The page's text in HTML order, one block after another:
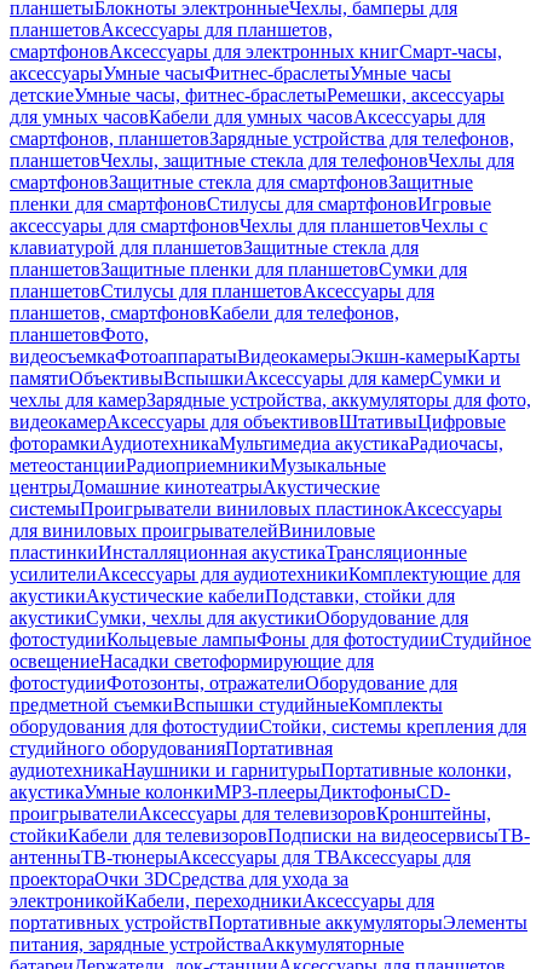
планшетыБлокноты электронныеЧехлы, бамперы для
планшетовАксессуары для планшетов,
смартфоновАксессуары для электронных книгСмарт-часы,
аксессуарыУмные часыФитнес-браслетыУмные часы
детскиеУмные часы, фитнес-браслетыРемешки, аксессуары
для умных часовКабели для умных часовАксессуары для
смартфонов, планшетовЗарядные устройства для телефонов,
планшетовЧехлы, защитные стекла для телефоновЧехлы для
смартфоновЗащитные стекла для смартфоновЗащитные
пленки для смартфоновСтилусы для смартфоновИгровые
аксессуары для смартфоновЧехлы для планшетовЧехлы с
клавиатурой для планшетовЗащитные стекла для
планшетовЗащитные пленки для планшетовСумки для
планшетовСтилусы для планшетовАксессуары для
планшетов, смартфоновКабели для телефонов,
планшетовФото,
видеосъемкаФотоаппаратыВидеокамерыЭкшн-камерыКарты
памятиОбъективыВспышкиАксессуары для камерСумки и
чехлы для камерЗарядные устройства, аккумуляторы для фото,
видеокамерАксессуары для объективовШтативыЦифровые
фоторамкиАудиотехникаМультимедиа акустикаРадиочасы,
метеостанцииРадиоприемникиМузыкальные
центрыДомашние кинотеатрыАкустические
системыПроигрыватели виниловых пластинокАксессуары
для виниловых проигрывателейВиниловые
пластинкиИнсталляционная акустикаТрансляционные
усилителиАксессуары для аудиотехникиКомплектующие для
акустикиАкустические кабелиПодставки, стойки для
акустикиСумки, чехлы для акустикиОборудование для
фотостудииКольцевые лампыФоны для фотостудииСтудийное
освещениеНасадки светоформирующие для
фотостудииФотозонты, отражателиОборудование для
предметной съемкиВспышки студийныеКомплекты
оборудования для фотостудииСтойки, системы крепления для
студийного оборудованияПортативная
аудиотехникаНаушники и гарнитурыПортативные колонки,
акустикаУмные колонкиMP3-плеерыДиктофоныCD-
проигрывателиАксессуары для телевизоровКронштейны,
стойкиКабели для телевизоровПодписки на видеосервисыТВ-
антенныТВ-тюнерыАксессуары для ТВАксессуары для
проектораОчки 3DСредства для ухода за
электроникойКабели, переходникиАксессуары для
портативных устройствПортативные аккумуляторыЭлементы
питания, зарядные устройстваАккумуляторные